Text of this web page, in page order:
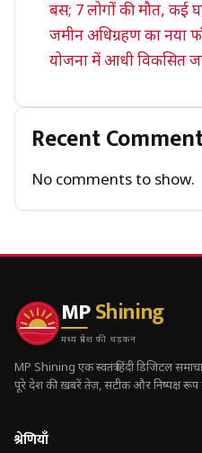
बस; 7 लोगों की मौत, कई
जमीन अधिग्रहण का नया
योजना में आधी विकसित
Recent
No comments to show.
MPShining
मध्य प्रदेश की धड़कन
MP Shining एक स्वतंत्र हिंदी डिजिटल
पूरे देश की ख़बरें तेज़, सटीक और निष्पक्ष रूप
श्रेणियाँ